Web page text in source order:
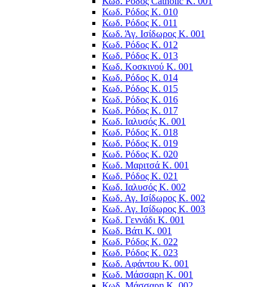
Κωδ. Ρόδος Κ. 010
Κωδ. Ρόδος Κ. 011
Κωδ. Άγ. Ισίδωρος Κ. 001
Κωδ. Ρόδος Κ. 012
Κωδ. Ρόδος Κ. 013
Κωδ. Κοσκινού Κ. 001
Κωδ. Ρόδος Κ. 014
Κωδ. Ρόδος Κ. 015
Κωδ. Ρόδος Κ. 016
Κωδ. Ρόδος Κ. 017
Κωδ. Ιαλυσός Κ. 001
Κωδ. Ρόδος Κ. 018
Κωδ. Ρόδος Κ. 019
Κωδ. Ρόδος Κ. 020
Κωδ. Μαριτσά Κ. 001
Κωδ. Ρόδος Κ. 021
Κωδ. Ιαλυσός Κ. 002
Κωδ. Αγ. Ισίδωρος K. 002
Κωδ. Αγ. Ισίδωρος K. 003
Κωδ. Γεννάδι Κ. 001
Κωδ. Βάτι Κ. 001
Κωδ. Ρόδος Κ. 022
Κωδ. Ρόδος Κ. 023
Κωδ. Αφάντου Κ. 001
Κωδ. Μάσσαρη Κ. 001